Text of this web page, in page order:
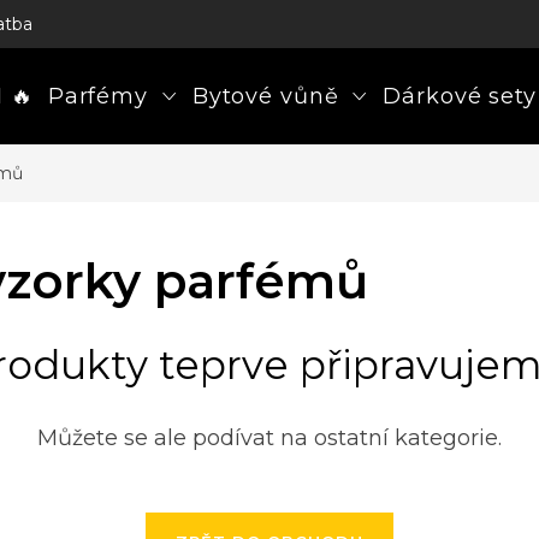
🔥 Parfémy Bytové vůně Dárkové sety
parfémů
teprve
Můžete se ale podívat na ostatní kategorie.